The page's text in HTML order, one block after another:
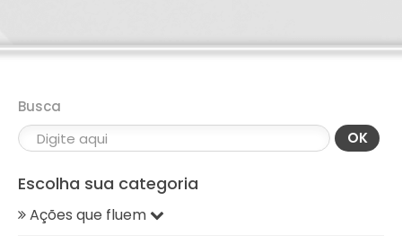
Busca
OK
Escolha sua categoria
Ações que fluem